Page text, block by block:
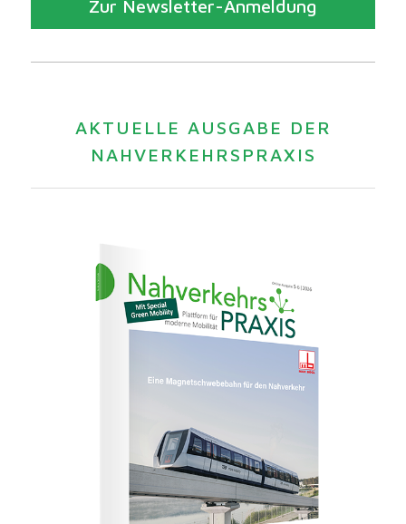
Zur Newsletter-Anmeldung
AKTUELLE AUSGABE DER
NAHVERKEHRSPRAXIS